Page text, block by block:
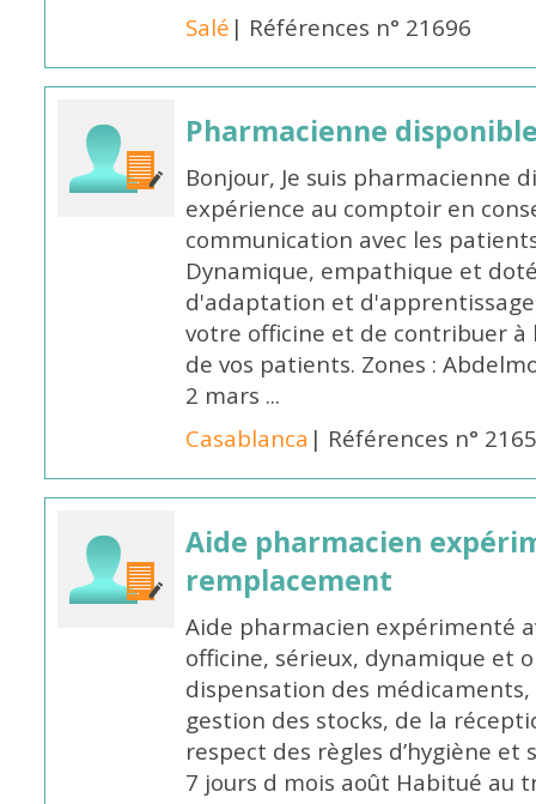
Salé | Références n° 21696
Pharmacienne
Bonjour, Je suis pharmacienne
expérience au comptoir en
communication avec les
Dynamique, empathique et
d'adaptation et
votre officine et de contribuer
de vos patients. Zones :
2 mars ...
Casablanca | Références n°
Aide pharmacien
remplacement
Aide pharmacien expérimenté
officine, sérieux, dynamique et
dispensation des
gestion des stocks, de la
respect des règles d’hygiène
7 jours d mois août Habitué au